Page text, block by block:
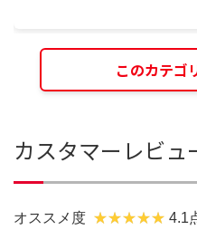
このカテゴ
カスタマーレビュ
オススメ度 4.1